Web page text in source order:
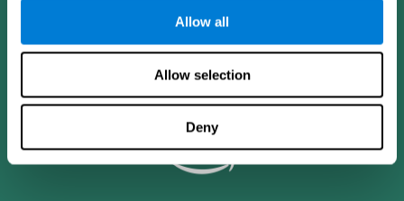
Allow all
Allow selection
Deny